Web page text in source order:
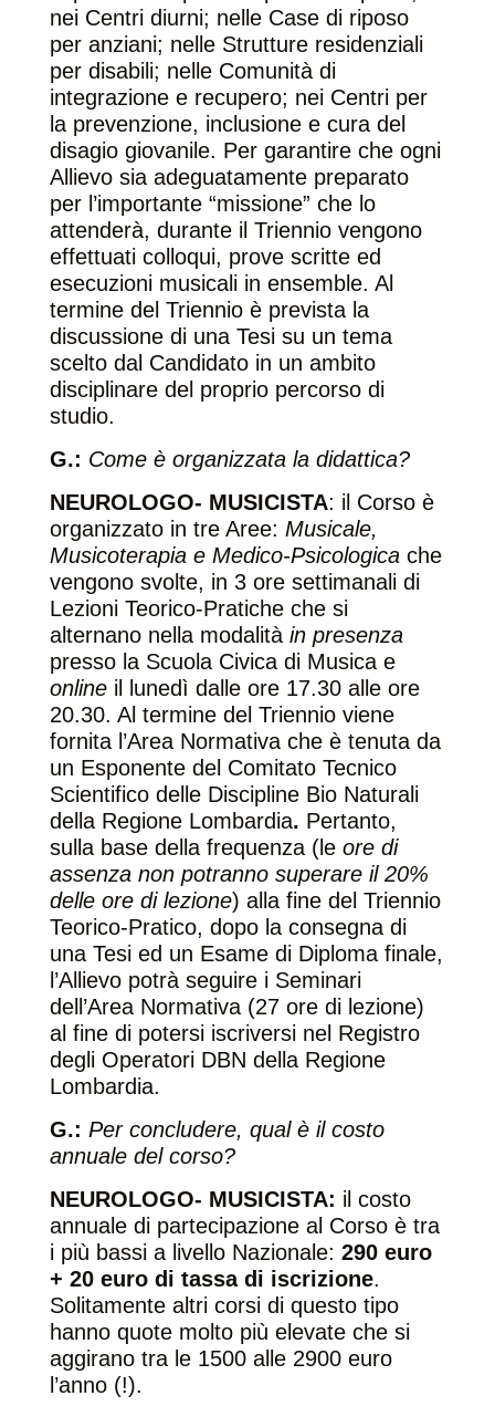
nei Centri diurni; nelle Case di riposo
per anziani; nelle Strutture residenziali
per disabili; nelle Comunità di
integrazione e recupero; nei Centri per
la prevenzione, inclusione e cura del
disagio giovanile. Per garantire che ogni
Allievo sia adeguatamente preparato
per l’importante “missione” che lo
attenderà, durante il Triennio vengono
effettuati colloqui, prove scritte ed
esecuzioni musicali in ensemble. Al
termine del Triennio è prevista la
discussione di una Tesi su un tema
scelto dal Candidato in un ambito
disciplinare del proprio percorso di
studio.
G.: Come è organizzata la didattica?
NEUROLOGO- MUSICISTA: il Corso è
organizzato in tre Aree: Musicale,
Musicoterapia e Medico-Psicologicache
vengono svolte, in 3 ore settimanali di
Lezioni Teorico-Pratiche che si
alternano nella modalità in presenza
presso la Scuola Civica di Musica e
onlineil lunedì dalle ore 17.30 alle ore
20.30. Al termine del Triennio viene
fornita l’Area Normativa che è tenuta da
un Esponente del Comitato Tecnico
Scientifico delle Discipline Bio Naturali
della Regione Lombardia. Pertanto,
sulla base della frequenza (le ore di
assenza non potranno superare il 20%
delle ore di lezione) alla fine del Triennio
Teorico-Pratico, dopo la consegna di
una Tesi ed un Esame di Diploma finale,
l’Allievo potrà seguire i Seminari
dell’Area Normativa (27 ore di lezione)
al fine di potersi iscriversi nel Registro
degli Operatori DBN della Regione
Lombardia.
G.: Per concludere, qual è il costo
annuale del corso?
NEUROLOGO- MUSICISTA: il costo
annuale di partecipazione al Corso è tra
i più bassi a livello Nazionale: 290 euro
+ 20 euro di tassa di iscrizione.
Solitamente altri corsi di questo tipo
hanno quote molto più elevate che si
aggirano tra le 1500 alle 2900 euro
l’anno (!).